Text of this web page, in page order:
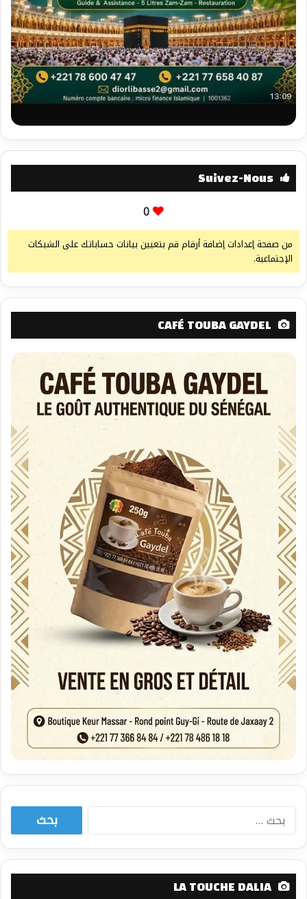
Suivez-Nous
0
من صفحة إعدادات إضافة أرقام قم بتعيين بيانات حساباتك على الشبكات
الإجتماعية.
CAFÉ TOUBA GAYDEL
البحث
LA TOUCHE DALIA